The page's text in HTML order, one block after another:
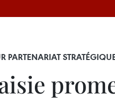
PARTENARIAT